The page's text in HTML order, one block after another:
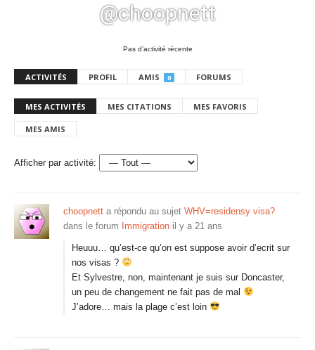
@choopnett
Pas d’activité récente
ACTIVITÉS PROFIL AMIS 0 FORUMS
MES ACTIVITÉS MES CITATIONS MES FAVORIS
MES AMIS
Afficher par activité:
choopnett a répondu au sujet WHV=residensy visa?
dans le forum Immigration il y a 21 ans
Heuuu… qu’est-ce qu’on est suppose avoir d’ecrit sur
nos visas ?
Et Sylvestre, non, maintenant je suis sur Doncaster,
un peu de changement ne fait pas de mal
J’adore… mais la plage c’est loin